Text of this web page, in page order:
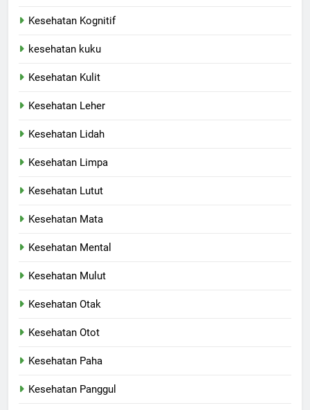
Kesehatan Kognitif
kesehatan kuku
Kesehatan Kulit
Kesehatan Leher
Kesehatan Lidah
Kesehatan Limpa
Kesehatan Lutut
Kesehatan Mata
Kesehatan Mental
Kesehatan Mulut
Kesehatan Otak
Kesehatan Otot
Kesehatan Paha
Kesehatan Panggul